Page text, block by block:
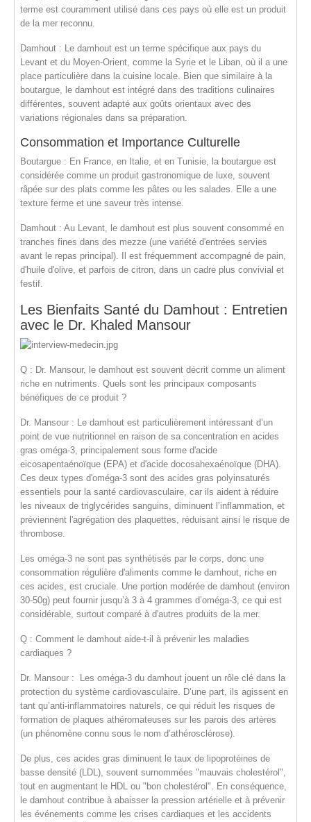
terme est couramment utilisé dans ces pays où elle est un produit
de la mer reconnu.
Damhout : Le damhout est un terme spécifique aux pays du
Levant et du Moyen-Orient , comme la Syrie et le Liban , où il a une
place particulière dans la cuisine locale. Bien que similaire à la
boutargue, le damhout est intégré dans des traditions culinaires
différentes, souvent adapté aux goûts orientaux avec des
variations régionales dans sa préparation.
Consommation et Importance Culturelle
Boutargue : En France, en Italie, et en Tunisie, la boutargue est
considérée comme un produit gastronomique de luxe, souvent
râpée sur des plats comme les pâtes ou les salades. Elle a une
texture ferme et une saveur très intense.
Damhout : Au Levant, le damhout est plus souvent consommé en
tranches fines dans des mezze (une variété d'entrées servies
avant le repas principal). Il est fréquemment accompagné de pain,
d'huile d'olive, et parfois de citron, dans un cadre plus convivial et
festif.
Les Bienfaits Santé du Damhout : Entretien
avec le Dr. Khaled Mansour
Q : Dr. Mansour, le damhout est souvent décrit comme un aliment
riche en nutriments. Quels sont les principaux composants
bénéfiques de ce produit ?
Dr. Mansour : Le damhout est particulièrement intéressant d’un
point de vue nutritionnel en raison de sa concentration enacides
gras oméga-3, principalement sous forme d'acide
eicosapentaénoïque (EPA) et d'acide docosahexaénoïque (DHA).
Ces deux types d'oméga-3 sont des acides gras polyinsaturés
essentiels pour la santé cardiovasculaire, car ils aident à réduire
les niveaux de triglycérides sanguins, diminuent l’inflammation, et
préviennent l'agrégation des plaquettes, réduisant ainsi le risque de
thrombose.
Les oméga-3 ne sont pas synthétisés par le corps, donc une
consommation régulière d'aliments comme le damhout, riche en
ces acides, est cruciale. Une portion modérée de damhout (environ
30-50g) peut fournir jusqu’à3 à 4 grammes d’oméga-3, ce qui est
considérable, surtout comparé à d'autres produits de la mer.
Q : Comment le damhout aide-t-il à prévenir les maladies
cardiaques ?
Dr. Mansour : Lesoméga-3 du damhout jouent un rôle clé dans la
protection du système cardiovasculaire. D’une part, ils agissent en
tant qu’anti-inflammatoires naturels, ce qui réduit les risques de
formation de plaques athéromateuses sur les parois des artères
(un phénomène connu sous le nom d’athérosclérose).
De plus, ces acides gras diminuent le taux de lipoprotéines de
basse densité (LDL), souvent surnommées "mauvais cholestérol",
tout en augmentant le HDL ou "bon cholestérol". En conséquence,
le damhout contribue àabaisser la pression artérielle et à prévenir
les événements comme les crises cardiaques et les accidents